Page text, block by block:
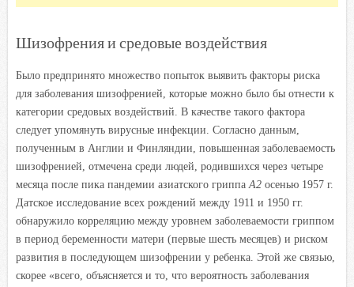
Шизофрения и средовые воздействия
Было предпринято множество попыток выявить факторы риска
для заболевания шизофренией, которые можно было бы отнести к
категории средовых воздействий. В качестве такого фактора
следует упомянуть вирусные инфекции. Согласно данным,
полученным в Англии и Финляндии, повышенная заболеваемость
шизофренией, отмечена среди людей, родившихся через четыре
месяца после пика пандемии азиатского гриппа А2 осенью 1957 г.
Датское исследование всех рождений между 1911 и 1950 гг.
обнаружило корреляцию между уровнем заболеваемости гриппом
в период беременности матери (первые шесть месяцев) и риском
развития в последующем шизофрении у ребенка. Этой же связью,
скорее «всего, объясняется и то, что вероятность заболевания